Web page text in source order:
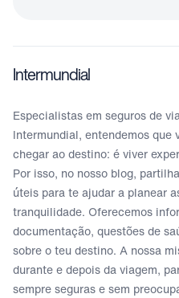
Intermundial
Especialistas em seguros de
Intermundial, entendemos que
chegar ao destino: é viver
Por isso, no nosso blog,
úteis para te ajudar a planear
tranquilidade. Oferecemos
documentação, questões de
sobre o teu destino. A nossa
durante e depois da viagem,
sempre seguras e sem